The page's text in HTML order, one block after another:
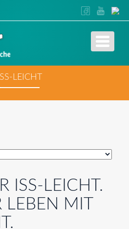
Toggle
ISS-LEICHT
ISS-LEICHT.
LEBEN MIT